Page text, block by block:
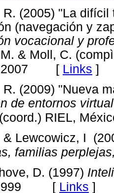
R. (2005) "La
(navegación y
vocacional y
& Moll, C.
[ Links ]
R. (2009) "Nueva
de entornos
RIEL,
& Lewcowicz, I
familias
D. (1997)
[ Links ]